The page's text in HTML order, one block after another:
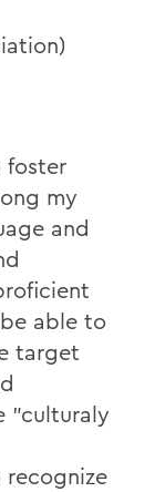
foster
my
and
able to
target
"culturaly